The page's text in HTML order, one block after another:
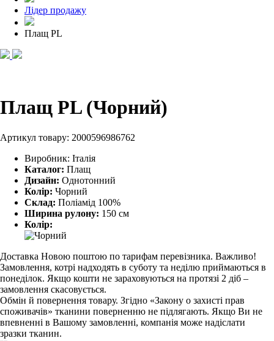
Лідер продажу
Плащ PL
Плащ PL (Чорний)
Артикул товару: 2000596986762
Виробник: Італія
Каталог: Плащ
Дизайн: Однотонний
Колір: Чорний
Склад: Поліамід 100%
Ширина рулону: 150 см
Колір:
Доставка Новою поштою по тарифам перевізника. Важливо!
Замовлення, котрі надходять в суботу та неділю приймаються в
понеділок. Якщо кошти не зараховуються на протязі 2 діб –
замовлення скасовується.
Обмін й повернення товару. Згідно «Закону о захисті прав
споживачів» тканини поверненню не підлягають. Якщо Ви не
впевненні в Вашому замовленні, компанія може надіслати
зразки тканин.